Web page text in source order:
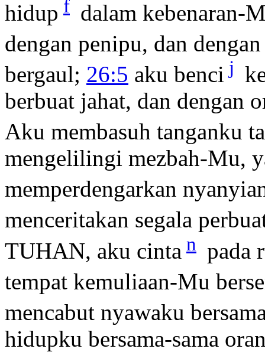
hidup f dalam kebenaran-
dengan penipu, dan
bergaul; 26:5 aku benci j
berbuat jahat, dan dengan
Aku membasuh tanganku
mengelilingi mezbah-Mu,
memperdengarkan
menceritakan segala
TUHAN, aku cinta n pada
tempat kemuliaan-Mu
mencabut nyawaku
hidupku bersama-sama